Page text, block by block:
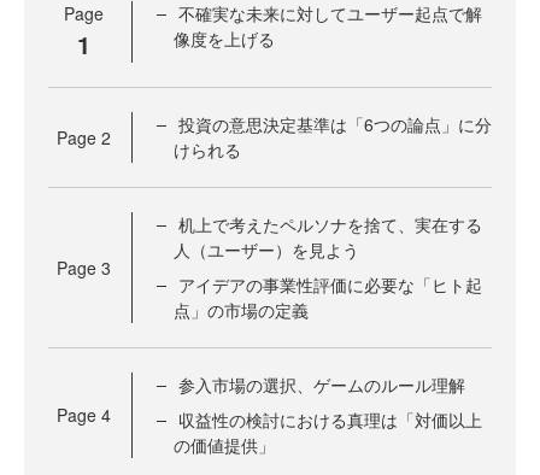
Page
1
不確実な未来に対してユーザー起点で解
像度を上げる
Page 2
投資の意思決定基準は「6つの論点」に分
けられる
Page 3
机上で考えたペルソナを捨て、実在する
人（ユーザー）を見よう
アイデアの事業性評価に必要な「ヒト起
点」の市場の定義
Page 4
参入市場の選択、ゲームのルール理解
収益性の検討における真理は「対価以上
の価値提供」